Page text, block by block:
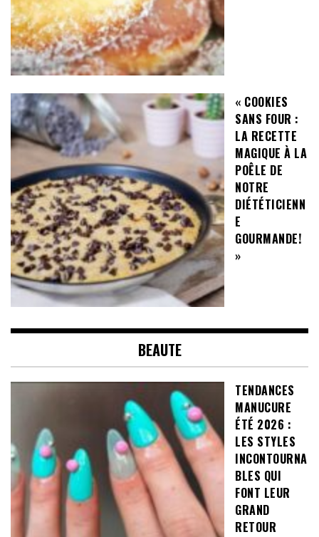
« COOKIES
SANS FOUR :
LA RECETTE
MAGIQUE À LA
POÊLE DE
NOTRE
DIÉTÉTICIENN
E
GOURMANDE!
»
BEAUTE
TENDANCES
MANUCURE
ÉTÉ 2026 :
LES STYLES
INCONTOURNA
BLES QUI
FONT LEUR
GRAND
RETOUR